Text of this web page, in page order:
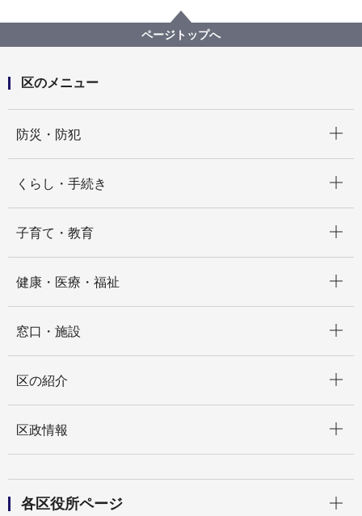
鶴見クリーンキャンペーン
ページトップへ
区のメニュー
防災・防犯
くらし・手続き
子育て・教育
健康・医療・福祉
窓口・施設
区の紹介
区政情報
各区役所ページ